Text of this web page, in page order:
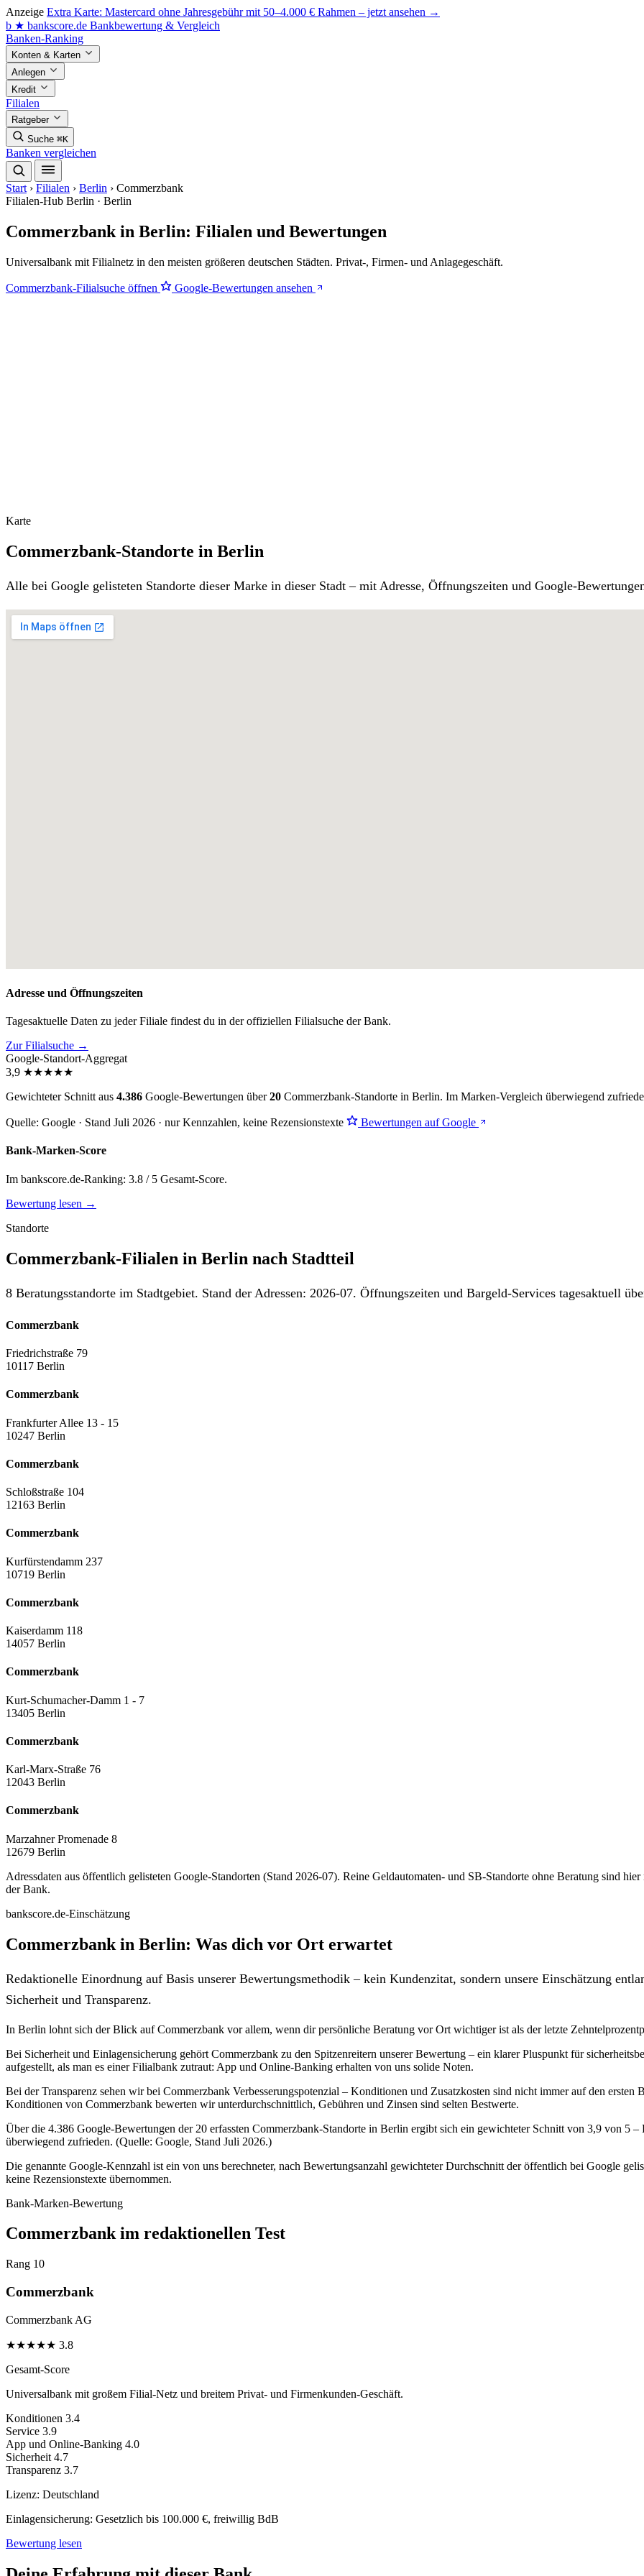
Anzeige Extra Karte: Mastercard ohne Jahresgebühr mit 50–4.000 € Rahmen – jetzt ansehen →
b ★ bankscore.de Bankbewertung & Vergleich
Banken-Ranking
Konten & Karten
Anlegen
Kredit
Filialen
Ratgeber
Suche ⌘K
Banken vergleichen
Start › Filialen › Berlin › Commerzbank
Filialen-Hub Berlin · Berlin
Commerzbank in Berlin: Filialen und Bewertungen
Universalbank mit Filialnetz in den meisten größeren deutschen Städten. Privat-, Firmen- und Anlagegeschäft.
Commerzbank-Filialsuche öffnen Google-Bewertungen ansehen
Karte
Commerzbank-Standorte in Berlin
Alle bei Google gelisteten Standorte dieser Marke in dieser Stadt – mit Adresse, Öffnungszeiten und Google-
Adresse und Öffnungszeiten
Tagesaktuelle Daten zu jeder Filiale findest du in der offiziellen Filialsuche der Bank.
Zur Filialsuche →
Google-Standort-Aggregat
3,9 ★★★★★
Gewichteter Schnitt aus 4.386 Google-Bewertungen über20 Commerzbank-Standorte in Berlin. Im Marken-Vergleich überwiegend
Quelle: Google · Stand Juli 2026 · nur Kennzahlen, keine Rezensionstexte Bewertungen auf Google
Bank-Marken-Score
Im bankscore.de-Ranking: 3.8 / 5 Gesamt-Score.
Bewertung lesen →
Standorte
Commerzbank-Filialen in Berlin nach Stadtteil
8 Beratungsstandorte im Stadtgebiet. Stand der Adressen: 2026-07. Öffnungszeiten und Bargeld-Services tagesaktuell
Commerzbank
Friedrichstraße 79
10117 Berlin
Commerzbank
Frankfurter Allee 13 - 15
10247 Berlin
Commerzbank
Schloßstraße 104
12163 Berlin
Commerzbank
Kurfürstendamm 237
10719 Berlin
Commerzbank
Kaiserdamm 118
14057 Berlin
Commerzbank
Kurt-Schumacher-Damm 1 - 7
13405 Berlin
Commerzbank
Karl-Marx-Straße 76
12043 Berlin
Commerzbank
Marzahner Promenade 8
12679 Berlin
Adressdaten aus öffentlich gelisteten Google-Standorten (Stand 2026-07). Reine Geldautomaten- und SB-Standorte ohne Beratung sind
der Bank.
bankscore.de-Einschätzung
Commerzbank in Berlin: Was dich vor Ort erwartet
Redaktionelle Einordnung auf Basis unserer Bewertungsmethodik – kein Kundenzitat, sondern unsere Einschätzung
Sicherheit und Transparenz.
In Berlin lohnt sich der Blick auf Commerzbank vor allem, wenn dir persönliche Beratung vor Ort wichtiger ist als der letzte
Bei Sicherheit und Einlagensicherung gehört Commerzbank zu den Spitzenreitern unserer Bewertung – ein klarer Pluspunkt für
aufgestellt, als man es einer Filialbank zutraut: App und Online-Banking erhalten von uns solide Noten.
Bei der Transparenz sehen wir bei Commerzbank Verbesserungspotenzial – Konditionen und Zusatzkosten sind nicht immer auf den
Konditionen von Commerzbank bewerten wir unterdurchschnittlich, Gebühren und Zinsen sind selten Bestwerte.
Über die 4.386 Google-Bewertungen der 20 erfassten Commerzbank-Standorte in Berlin ergibt sich ein gewichteter Schnitt von 3,9 von 5
überwiegend zufrieden. (Quelle: Google, Stand Juli 2026.)
Die genannte Google-Kennzahl ist ein von uns berechneter, nach Bewertungsanzahl gewichteter Durchschnitt der öffentlich bei Google
keine Rezensionstexte übernommen.
Bank-Marken-Bewertung
Commerzbank im redaktionellen Test
Rang 10
Commerzbank
Commerzbank AG
★★★★★ 3.8
Gesamt-Score
Universalbank mit großem Filial-Netz und breitem Privat- und Firmenkunden-Geschäft.
Konditionen 3.4
Service 3.9
App und Online-Banking 4.0
Sicherheit 4.7
Transparenz 3.7
Lizenz: Deutschland
Einlagensicherung: Gesetzlich bis 100.000 €, freiwillig BdB
Bewertung lesen